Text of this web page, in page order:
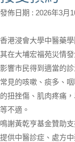
發佈日期 : 2026年3月
香港浸會大學中醫藥
其在大埔宏福苑災情
影響市民得到適當的
常見的咳嗽、痰多、
的扭挫傷、肌肉疼痛
等不適。
鳴謝黃乾亨基金贊助
提供中醫診症、處方